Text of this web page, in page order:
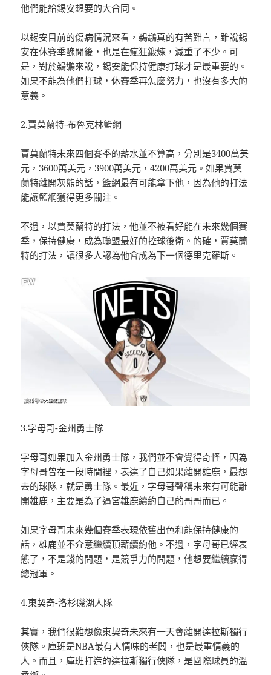
他們能給錫安想要的大合同。
以錫安目前的傷病情況來看，鵜鶘真的有苦難言，雖說錫
安在休賽季醜聞後，也是在瘋狂鍛煉，減重了不少。可
是，對於鵜鶘來說，錫安能保持健康打球才是最重要的。
如果不能為他們打球，休賽季再怎麼努力，也沒有多大的
意義。
2.賈莫蘭特-布魯克林籃網
賈莫蘭特未來四個賽季的薪水並不算高，分別是3400萬美
元，3600萬美元，3900萬美元，4200萬美元。如果賈莫
蘭特離開灰熊的話，籃網最有可能拿下他，因為他的打法
能讓籃網獲得更多關注。
不過，以賈莫蘭特的打法，他並不被看好能在未來幾個賽
季，保持健康，成為聯盟最好的控球後衛。的確，賈莫蘭
特的打法，讓很多人認為他會成為下一個德里克羅斯。
3.字母哥-金州勇士隊
字母哥如果加入金州勇士隊，我們並不會覺得奇怪，因為
字母哥曾在一段時間裡，表達了自己如果離開雄鹿，最想
去的球隊，就是勇士隊。最近，字母哥聲稱未來有可能離
開雄鹿，主要是為了逼宮雄鹿續約自己的哥哥而已。
如果字母哥未來幾個賽季表現依舊出色和能保持健康的
話，雄鹿並不介意繼續頂薪續約他。不過，字母哥已經表
態了，不是錢的問題，是競爭力的問題，他想要繼續贏得
總冠軍。
4.東契奇-洛杉磯湖人隊
其實，我們很難想像東契奇未來有一天會離開達拉斯獨行
俠隊。庫班是NBA最有人情味的老闆，也是最重情義的
人。而且，庫班打造的達拉斯獨行俠隊，是國際球員的溫